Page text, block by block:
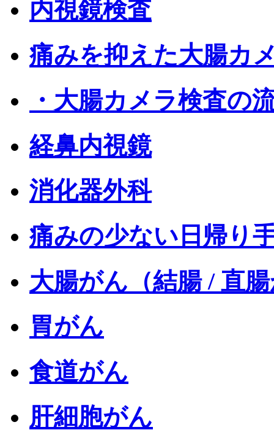
内視鏡検査
痛みを抑えた大腸カ
・大腸カメラ検査の
経鼻内視鏡
消化器外科
痛みの少ない日帰り
大腸がん（結腸 / 直
胃がん
食道がん
肝細胞がん